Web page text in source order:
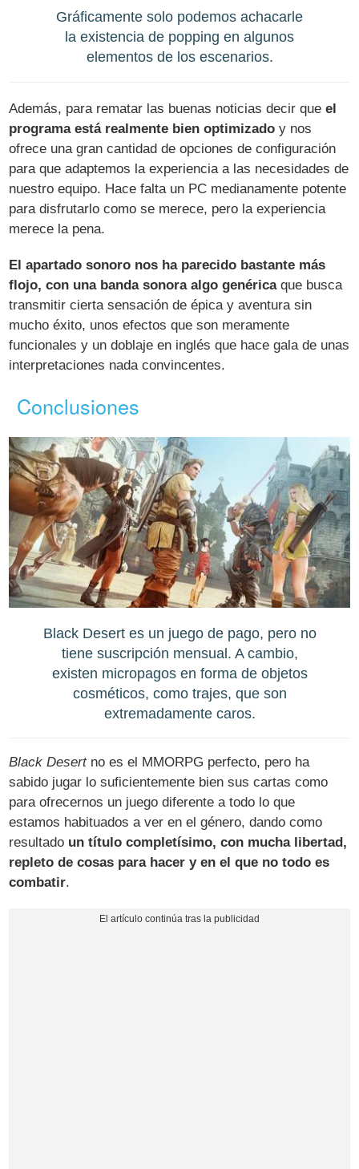
Gráficamente solo podemos achacarle
la existencia de popping en algunos
elementos de los escenarios.
Además, para rematar las buenas noticias decir queel
programa está realmente bien optimizado y nos
ofrece una gran cantidad de opciones de configuración
para que adaptemos la experiencia a las necesidades de
nuestro equipo. Hace falta un PC medianamente potente
para disfrutarlo como se merece, pero la experiencia
merece la pena.
El apartado sonoro nos ha parecido bastante más
flojo, con una banda sonora algo genéricaque busca
transmitir cierta sensación de épica y aventura sin
mucho éxito, unos efectos que son meramente
funcionales y un doblaje en inglés que hace gala de unas
interpretaciones nada convincentes.
Conclusiones
Black Desert es un juego de pago, pero no
tiene suscripción mensual. A cambio,
existen micropagos en forma de objetos
cosméticos, como trajes, que son
extremadamente caros.
Black Desertno es el MMORPG perfecto, pero ha
sabido jugar lo suficientemente bien sus cartas como
para ofrecernos un juego diferente a todo lo que
estamos habituados a ver en el género, dando como
resultado un título completísimo, con mucha libertad,
repleto de cosas para hacer y en el que no todo es
combatir.